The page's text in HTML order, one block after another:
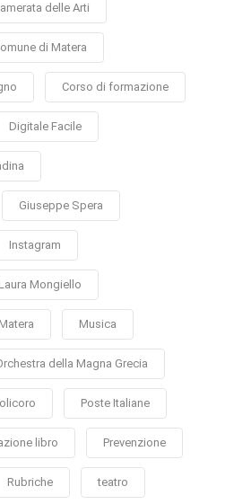
delle Arti
di Matera
Corso di formazione
Digitale Facile
Giuseppe Spera
Instagram
Laura Mongiello
Matera Musica
della Magna Grecia
Poste Italiane
libro Prevenzione
Rubriche teatro